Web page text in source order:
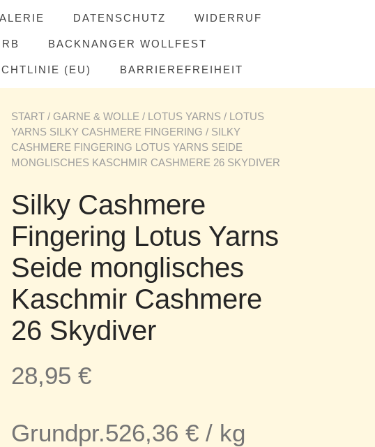
DATENSCHUTZ WIDERRUF
BACKNANGER WOLLFEST
(EU) BARRIEREFREIHEIT
START / GARNE & WOLLE / LOTUS YARNS / LOTUS
YARNS SILKY CASHMERE FINGERING / SILKY
CASHMERE FINGERING LOTUS YARNS SEIDE
MONGLISCHES KASCHMIR CASHMERE 26 SKYDIVER
Silky Cashmere
Fingering Lotus Yarns
Seide monglisches
Kaschmir Cashmere
26 Skydiver
28,95 €
Grundpr.526,36 € / kg